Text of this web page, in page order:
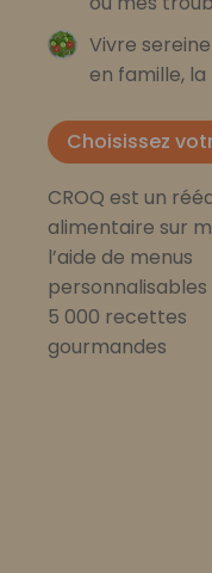
Vivre
en famille,
Choisissez
CROQ est un
alimentaire sur
l’aide de menus
5 000 recettes
gourmandes